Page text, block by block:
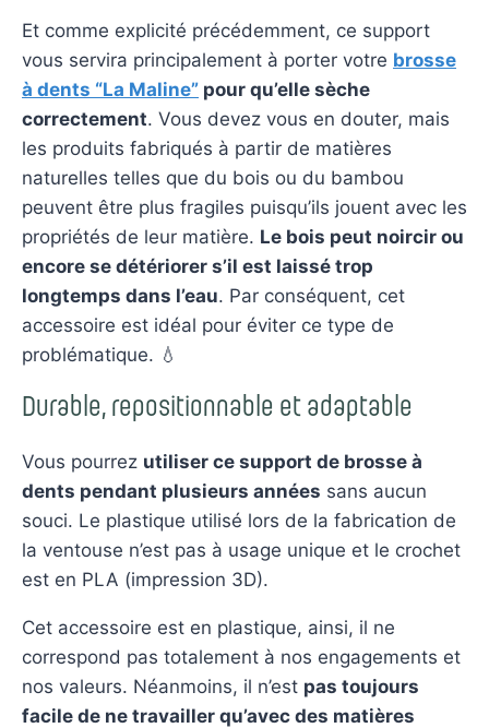
Et comme explicité précédemment, ce support
vous servira principalement à porter votre brosse
à dents “La Maline” pour qu’elle sèche
correctement. Vous devez vous en douter, mais
les produits fabriqués à partir de matières
naturelles telles que du bois ou du bambou
peuvent être plus fragiles puisqu’ils jouent avec les
propriétés de leur matière. Le bois peut noircir ou
encore se détériorer s’il est laissé trop
longtemps dans l’eau. Par conséquent, cet
accessoire est idéal pour éviter ce type de
problématique. 💧
Durable, repositionnable et adaptable
Vous pourrez utiliser ce support de brosse à
dents pendant plusieurs années sans aucun
souci. Le plastique utilisé lors de la fabrication de
la ventouse n’est pas à usage unique et le crochet
est en PLA (impression 3D).
Cet accessoire est en plastique, ainsi, il ne
correspond pas totalement à nos engagements et
nos valeurs. Néanmoins, il n’est pas toujours
facile de ne travailler qu’avec des matières